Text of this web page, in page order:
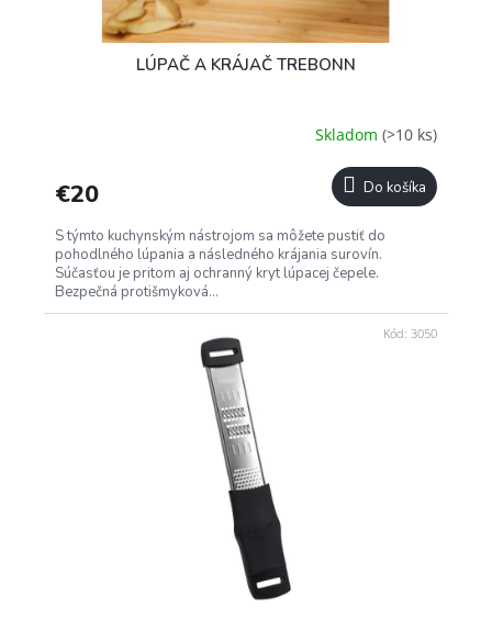
LÚPAČ A KRÁJAČ TREBONN
Skladom (>10 ks)
€20 Do košíka
S týmto kuchynským nástrojom sa môžete pustiť do
pohodlného lúpania a následného krájania surovín.
Súčasťou je pritom aj ochranný kryt lúpacej čepele.
Bezpečná protišmyková...
Kód: 3050